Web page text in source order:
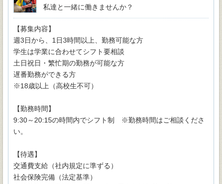
私達と一緒に働きませんか？
【募集内容】
週3日から、1日3時間以上、勤務可能な方
学生は学業に合わせてシフト要相談
土日祝日・繁忙期の勤務が可能な方
遅番勤務ができる方
※18歳以上（高校生不可）
【勤務時間】
9:30～20:15の時間内でシフト制 ※勤務時間はご相談くださ
い。
【待遇】
交通費支給（社内規定に準ずる）
社会保険完備（法定基準）